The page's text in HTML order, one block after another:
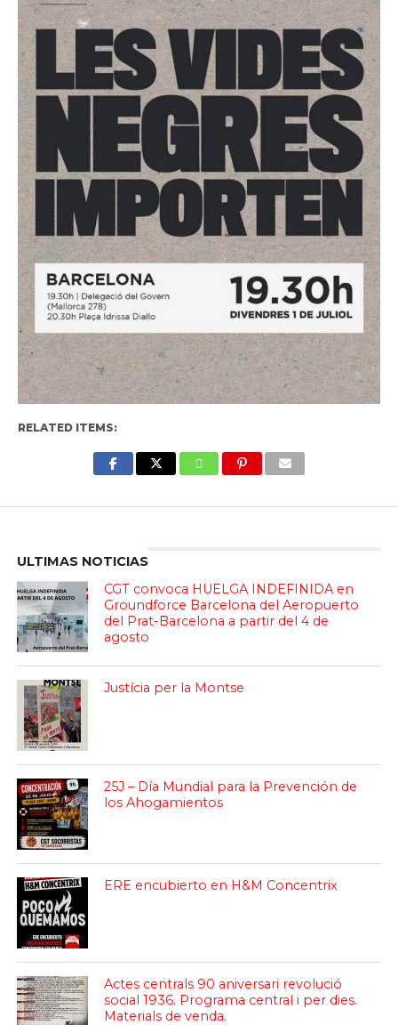
RELATED ITEMS:
ULTIMAS NOTICIAS
CGT convoca HUELGA INDEFINIDA en
Groundforce Barcelona del Aeropuerto
del Prat-Barcelona a partir del 4 de
agosto
Justícia per la Montse
25J – Día Mundial para la Prevención de
los Ahogamientos
ERE encubierto en H&M Concentrix
Actes centrals 90 aniversari revolució
social 1936. Programa central i per dies.
Materials de venda.